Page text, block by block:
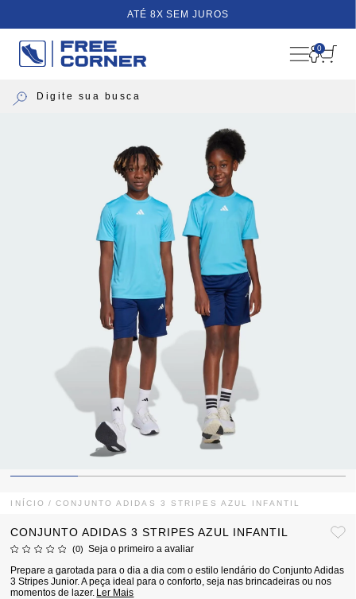
ATÉ 8X SEM JUROS
0
INÍCIO CONJUNTO ADIDAS 3 STRIPES AZUL INFANTIL
CONJUNTO ADIDAS 3 STRIPES AZUL INFANTIL
(0)
Seja o primeiro a avaliar
Prepare a garotada para o dia a dia com o estilo lendário do Conjunto Adidas
3 Stripes Junior. A peça ideal para o conforto, seja nas brincadeiras ou nos
momentos de lazer. Ler Mais